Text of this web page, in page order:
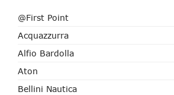
@First Point
Acquazzurra
Alfio Bardolla
Aton
Bellini Nautica